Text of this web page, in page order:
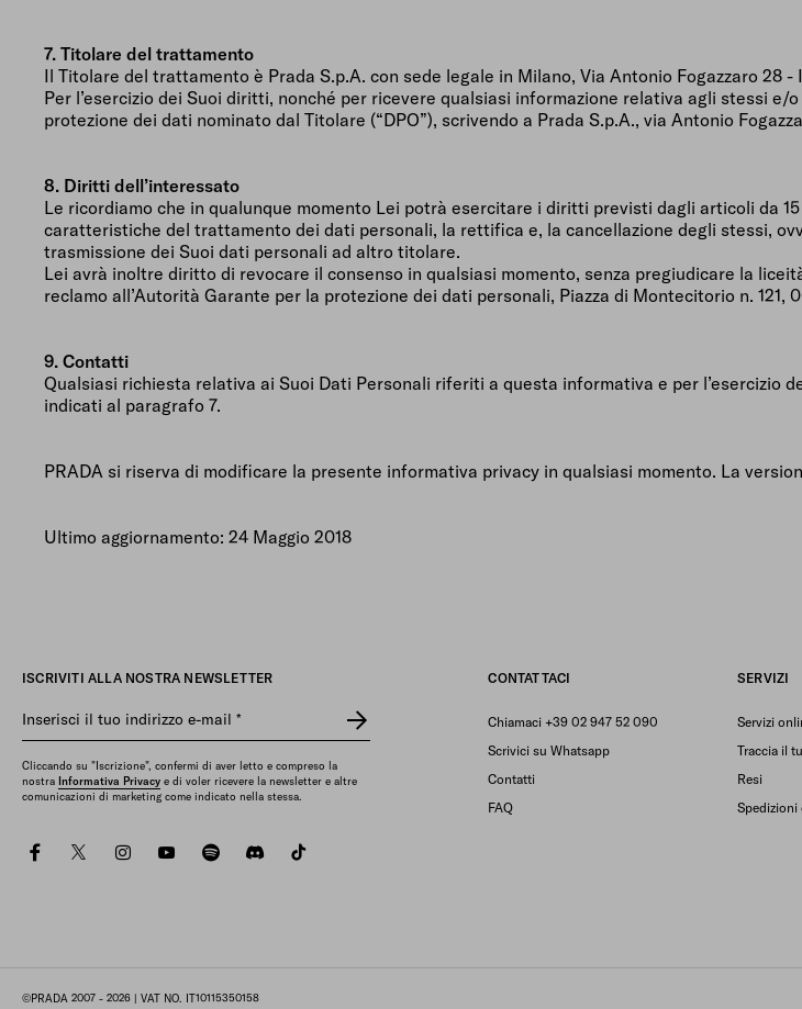
7. Titolare del trattamento
Il Titolare del trattamento è Prada S.p.A. con sede legale in Milano, Via Antonio Fogazzaro 28
Per l’esercizio dei Suoi diritti, nonché per ricevere qualsiasi informazione relativa agli stessi
protezione dei dati nominato dal Titolare (“DPO”), scrivendo a Prada S.p.A., via Antonio
8. Diritti dell’interessato
Le ricordiamo che in qualunque momento Lei potrà esercitare i diritti previsti dagli articoli da
caratteristiche del trattamento dei dati personali, la rettifica e, la cancellazione degli stessi,
trasmissione dei Suoi dati personali ad altro titolare.
Lei avrà inoltre diritto di revocare il consenso in qualsiasi momento, senza pregiudicare la
reclamo all’Autorità Garante per la protezione dei dati personali, Piazza di Montecitorio n. 121,
9. Contatti
Qualsiasi richiesta relativa ai Suoi Dati Personali riferiti a questa informativa e per l’esercizio
indicati al paragrafo 7.
PRADA si riserva di modificare la presente informativa privacy in qualsiasi momento. La
Ultimo aggiornamento: 24 Maggio 2018
ISCRIVITI ALLA NOSTRA NEWSLETTER
Inserisci il tuo indirizzo e-mail *
Cliccando su "Iscrizione", confermi di aver letto e compreso la
nostra Informativa Privacy e di voler ricevere la newsletter e altre
comunicazioni di marketing come indicato nella stessa.
facebooktwitterinstagramyoutubespotifydiscord
CONTATTACI
Chiamaci +39 02 947 52 090
Scrivici su Whatsapp
Contatti
FAQ
SERVIZI
Servizi
Traccia il
Resi
Spedizioni
©PRADA 2007 - 2026 | VAT NO. IT10115350158